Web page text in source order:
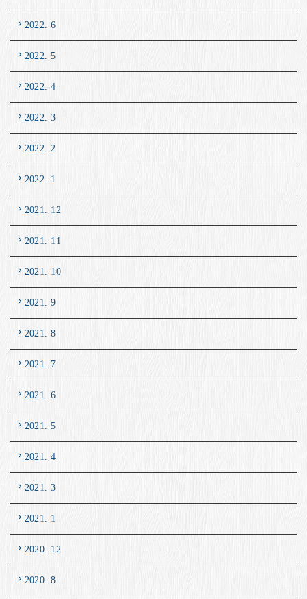
2022. 6
2022. 5
2022. 4
2022. 3
2022. 2
2022. 1
2021. 12
2021. 11
2021. 10
2021. 9
2021. 8
2021. 7
2021. 6
2021. 5
2021. 4
2021. 3
2021. 1
2020. 12
2020. 8